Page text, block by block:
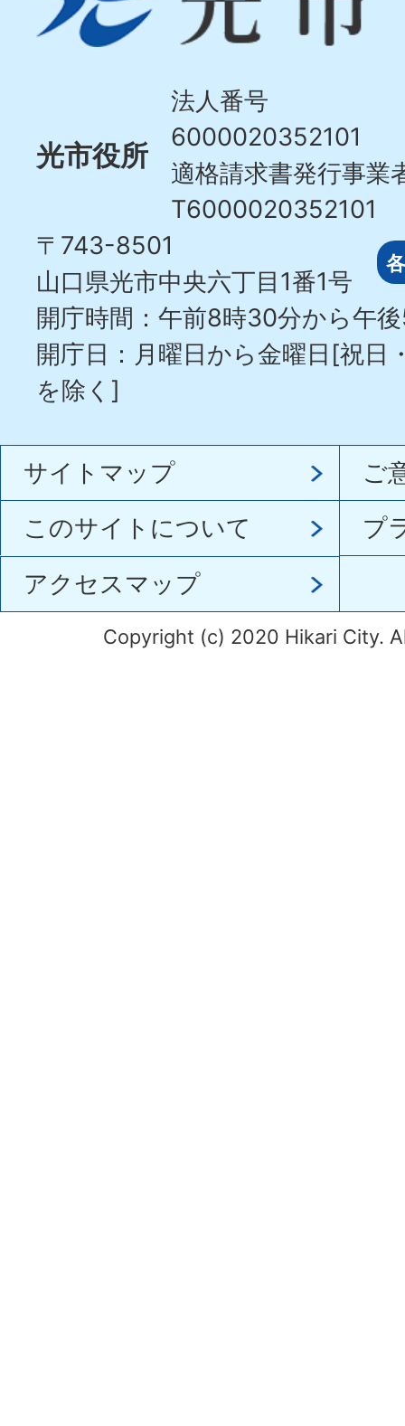
市
Hikari
光市役所
法人番号
6000020352101
適格請求書発行事業
T6000020352101
〒743-8501
山口県光市中央六丁目1番1号
開庁時間：午前8時30分から午
開庁日：月曜日から金曜日[祝日
を除く]
サイトマップ
ご
このサイトについて
プ
アクセスマップ
Copyright (c) 2020 Hikari City.